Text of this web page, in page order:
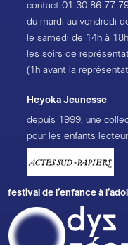
contact01 30 86 77
du mardi au vendredi
le samedi de 14h à 18h
les soirs de
(1h avant la
Heyoka Jeunesse
depuis 1999, une
pour les enfants
festival de l’enfance à